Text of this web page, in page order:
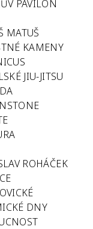
PAVILON
MATUŠ
KAMENY
JIU-JITSU
ROHÁČEK
DNY